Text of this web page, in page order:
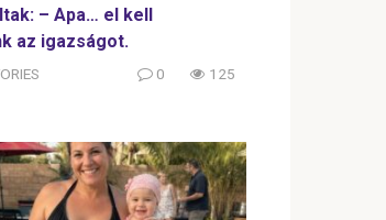
– Apa… el kell
az igazságot.
0 125